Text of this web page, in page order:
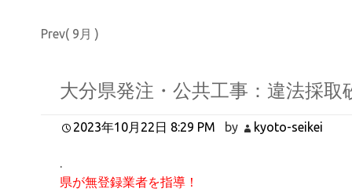
Prev( 9月 )
大分県発注・公共工事：違法採取
2023年10月22日 8:29 PM by kyoto-seikei
.
県が無登録業者を指導！